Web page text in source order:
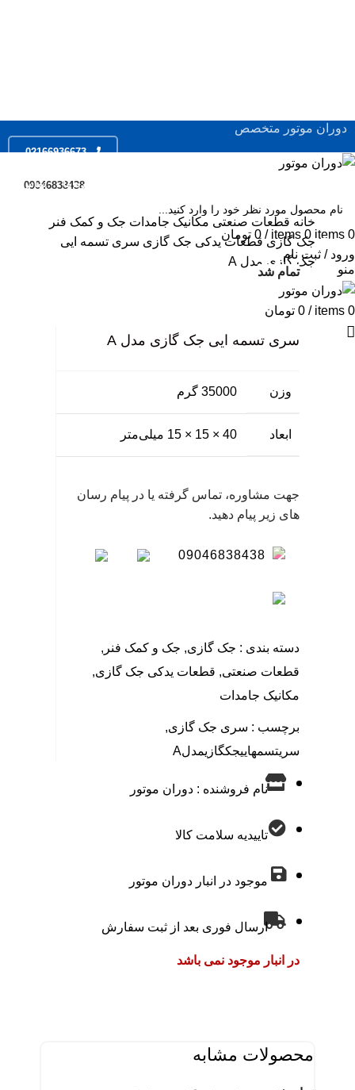
دوران موتور متخصص
02166936673
09046838438
0
items 0 items
/
0 تومان
ورود / ثبت نام
درباره ما تماس با ما
SEARCH
منو
0
items
/
0 تومان
خانه قطعات صنعتی مکانیک جامدات جک و کمک فنر
جک گازیقطعات یدکی جک گازی سری تسمه ایی
جک گازی مدل A
تمام شد
تمام شد
بزرگ نمایی عکس
سری تسمه ایی جک گازی مدل A
وزن 35000 گرم
ابعاد 40 × 15 × 15 میلی‌متر
جهت مشاوره، تماس گرفته یا در پیام رسان
های زیر پیام دهید.
09046838438
دسته بندی : جک گازی, جک و کمک فنر ,
قطعات صنعتی, قطعات یدکی جک گازی,
مکانیک جامدات
برچسب : سری جک گازی,
سریتسمهاییجکگازیمدلA
نام فروشنده : دوران موتور
تاییدیه سلامت کالا
موجود در انبار دوران موتور
ارسال فوری بعد از ثبت سفارش
در انبار موجود نمی باشد
محصولات مشابه